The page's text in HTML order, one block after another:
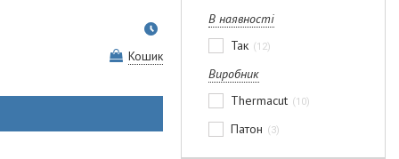
Кошик
В наявності
Так
12
Виробник
Thermacut
10
Патон 3